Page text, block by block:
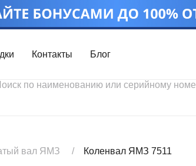
Контакты Блог
вал ЯМЗ Коленвал ЯМЗ 7511